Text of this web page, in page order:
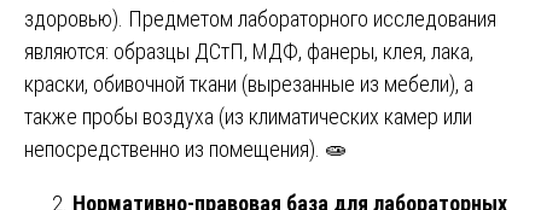
здоровью). Предметом лабораторного исследования
являются: образцы ДСтП, МДФ, фанеры, клея, лака,
краски, обивочной ткани (вырезанные из мебели), а
также пробы воздуха (из климатических камер или
непосредственно из помещения). 🧫
Нормативно-правовая база для лабораторных